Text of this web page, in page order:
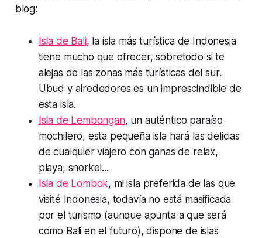
blog:
Isla de Bali, la isla más turística de Indonesia
tiene mucho que ofrecer, sobretodo si te
alejas de las zonas más turísticas del sur.
Ubud y alrededores es un imprescindible de
esta isla.
Isla de Lembongan, un auténtico paraíso
mochilero, esta pequeña isla hará las delicias
de cualquier viajero con ganas de relax,
playa, snorkel...
Isla de Lombok, mi isla preferida de las que
visité Indonesia, todavía no está masificada
por el turismo (aunque apunta a que será
como Bali en el futuro), dispone de islas